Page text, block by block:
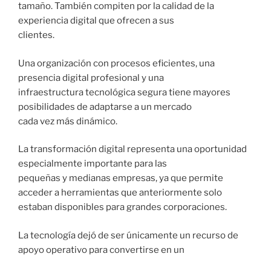
tamaño. También compiten por la calidad de la
experiencia digital que ofrecen a sus
clientes.
Una organización con procesos eficientes, una
presencia digital profesional y una
infraestructura tecnológica segura tiene mayores
posibilidades de adaptarse a un mercado
cada vez más dinámico.
La transformación digital representa una oportunidad
especialmente importante para las
pequeñas y medianas empresas, ya que permite
acceder a herramientas que anteriormente solo
estaban disponibles para grandes corporaciones.
La tecnología dejó de ser únicamente un recurso de
apoyo operativo para convertirse en un